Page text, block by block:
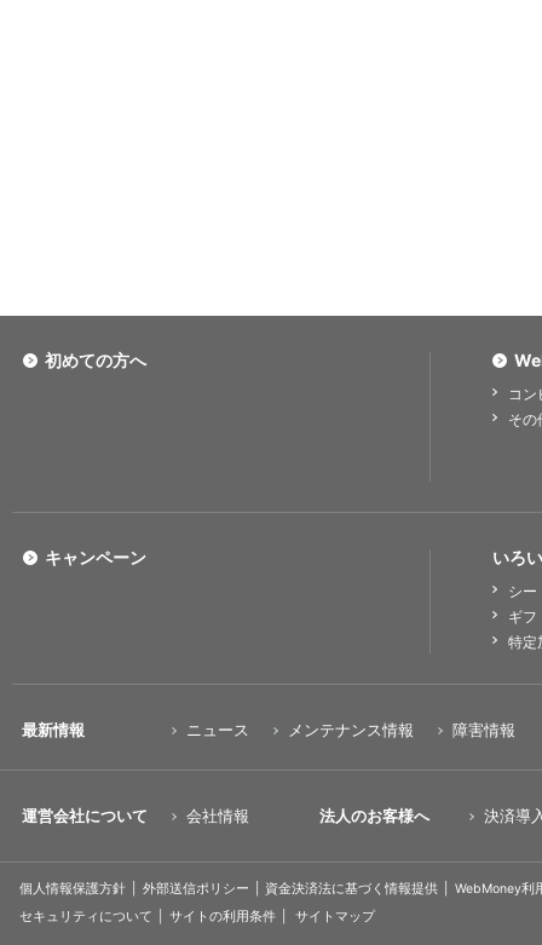
初めての方へ
コ
その
いろ
シー
ギフ
特定
キャンペーン
最新情報 ニュース メンテナンス情報 障害情報
運営会社について 会社情報 法人のお客様へ 決済導
個人情報保護方針 外部送信ポリシー 資金決済法に基づく情報提供
WebMoney利
セキュリティについて
サイトの利用条件 サイトマップ